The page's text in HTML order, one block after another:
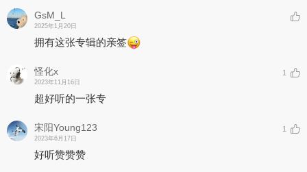
06. SKIT
I’m still mad about you…after traveling World Wide.
07. She’s Gone
去完成之前的约定。
体贴的你刚才悄悄来过了吧，
不要担心，
08. 唯你引力
看到你的第一眼，
GsM_L
2025年1月20日
拥有这张专辑的亲签
怪化x
2023年11月16日
1
超好听的一张专
宋阳Young123
2023年6月17日
1
好听赞赞赞